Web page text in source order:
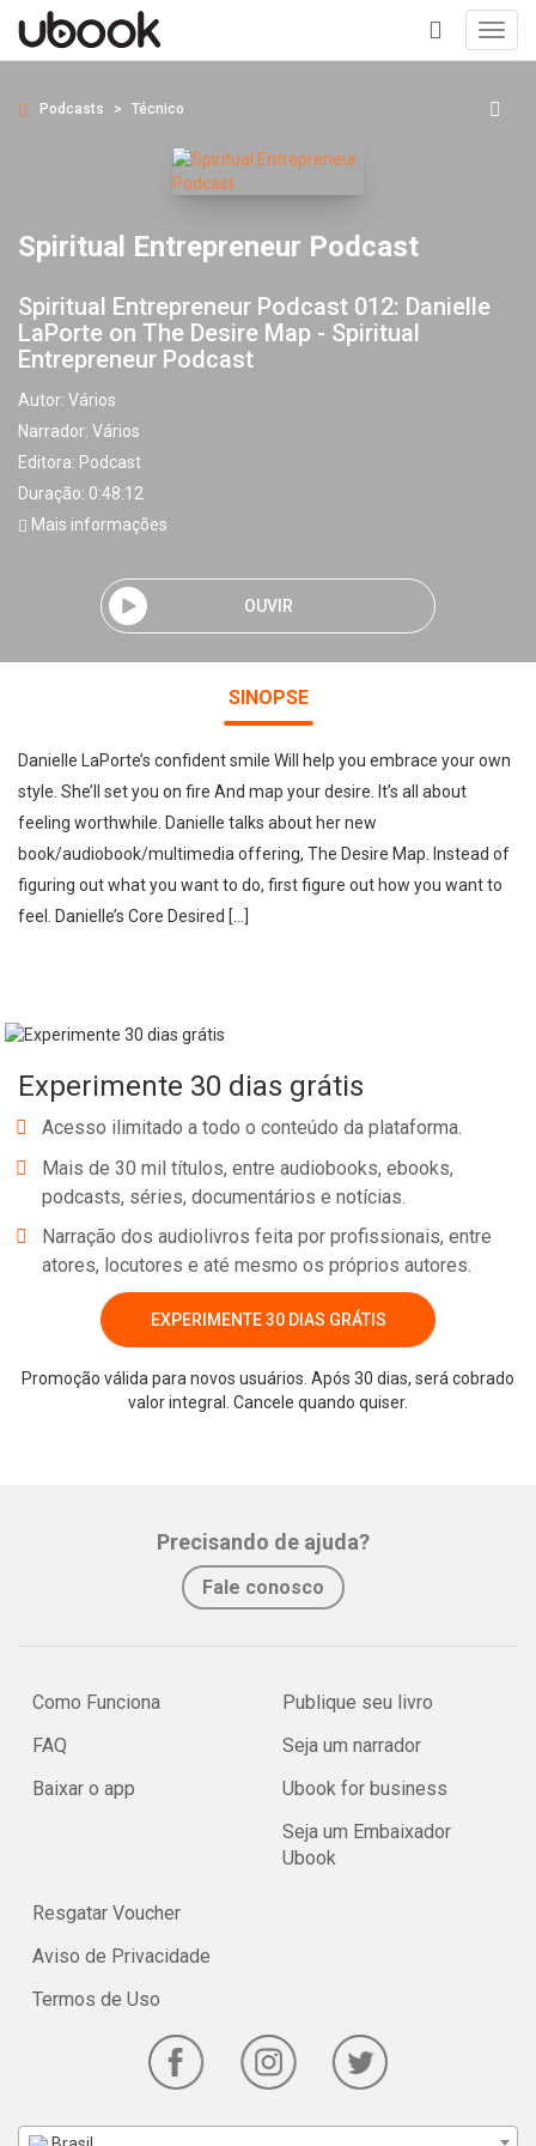
+
Podcasts Técnico
Spiritual Entrepreneur Podcast
Spiritual Entrepreneur Podcast 012: Danielle
LaPorte on The Desire Map - Spiritual
Entrepreneur Podcast
Autor: Vários
Narrador: Vários
Editora: Podcast
Duração: 0:48:12
Mais informações
OUVIR
SINOPSE
Danielle LaPorte’s confident smile Will help you embrace your own
style. She’ll set you on fire And map your desire. It’s all about
feeling worthwhile. Danielle talks about her new
book/audiobook/multimedia offering, The Desire Map. Instead of
figuring out what you want to do, first figure out how you want to
feel. Danielle’s Core Desired […]
Experimente 30 dias grátis
Acesso ilimitado a todo o conteúdo da plataforma.
Mais de 30 mil títulos, entre audiobooks, ebooks,
podcasts, séries, documentários e notícias.
Narração dos audiolivros feita por profissionais, entre
atores, locutores e até mesmo os próprios autores.
EXPERIMENTE 30 DIAS GRÁTIS
Promoção válida para novos usuários. Após 30 dias, será cobrado
valor integral. Cancele quando quiser.
Precisando de ajuda?
Fale conosco
Como Funciona
FAQ
Baixar o app
Publique seu livro
Seja um narrador
Ubook for business
Seja um Embaixador
Ubook
Resgatar Voucher
Aviso de Privacidade
Termos de Uso
Whatsapp Facebook Twitter E-mail